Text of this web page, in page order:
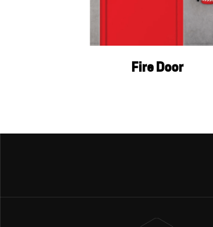
Fire Door